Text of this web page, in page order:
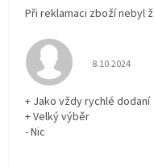
Při reklamaci zboží nebyl
Hodnocení
8.10.2024
+ Jako vždy rychlé dodaní
+ Velký výběr
- Nic